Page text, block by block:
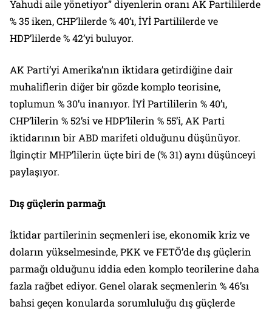
Yahudi aile yönetiyor”diyenlerin oranı AK Partililerde
% 35 iken, CHP’lilerde % 40’ı, İYİ Partililerde ve
HDP’lilerde % 42’yi buluyor.
AK Parti’yi Amerika’nın iktidara getirdiğine dair
muhaliflerin diğer bir gözde komplo teorisine,
toplumun % 30’u inanıyor. İYİ Partililerin % 40’ı,
CHP’lilerin % 52’si ve HDP’lilerin % 55’i, AK Parti
iktidarının bir ABD marifeti olduğunu düşünüyor.
İlginçtir MHP’lilerin üçte biri de (% 31) aynı düşünceyi
paylaşıyor.
Dış güçlerin parmağı
İktidar partilerinin seçmenleri ise, ekonomik kriz ve
doların yükselmesinde, PKK ve FETÖ’de dış güçlerin
parmağı olduğunu iddia eden komplo teorilerine daha
fazla rağbet ediyor. Genel olarak seçmenlerin % 46’sı
bahsi geçen konularda sorumluluğu dış güçlerde